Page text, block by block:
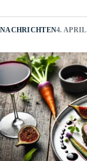
NACHRICHTEN4. APRIL